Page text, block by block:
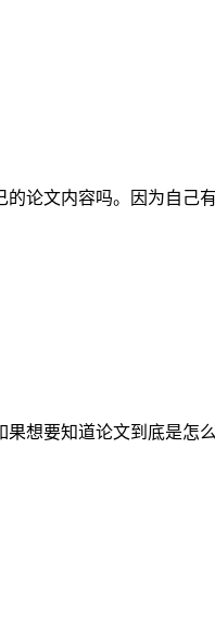
论文内容吗。因为自己
想要知道论文到底是怎